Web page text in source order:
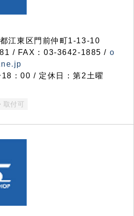
江東区門前仲町1-13-10
/ FAX：03-3642-1885 / o
：00 / 定休日：第2土曜
取付可